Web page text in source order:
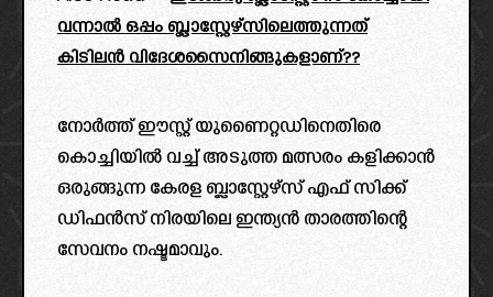
വന്നാൽ ഒപ്പം ബ്ലാസ്റ്റേഴ്സിലെത്തുന്നത്
കിടിലൻ വിദേശസൈനിങ്ങുകളാണ്??
നോർത്ത് ഈസ്റ്റ് യുണൈറ്റഡിനെതിരെ
കൊച്ചിയിൽ വച്ച് അടുത്ത മത്സരം കളിക്കാൻ
ഒരുങ്ങുന്ന കേരള ബ്ലാസ്റ്റേഴ്സ് എഫ് സിക്ക്‌
ഡിഫൻസ് നിരയിലെ ഇന്ത്യൻ താരത്തിന്റെ
സേവനം നഷ്ടമാവും.